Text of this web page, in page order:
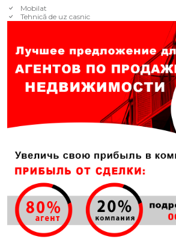
Mobilat
Tehnică de uz casnic